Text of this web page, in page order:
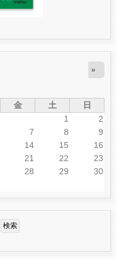
»
金 土
日
1
2
7 8
9
14 15
16
21 22
23
28 29
30